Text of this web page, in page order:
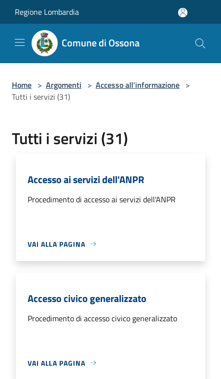
Regione Lombardia
Comune di Ossona
Home > Argomenti > Accesso all'informazione >
Tutti i servizi (31)
Tutti i servizi (31)
Accesso ai servizi dell'ANPR
Procedimento di accesso ai servizi dell'ANPR
VAI ALLA PAGINA
Accesso civico generalizzato
Procedimento di accesso civico generalizzato
VAI ALLA PAGINA